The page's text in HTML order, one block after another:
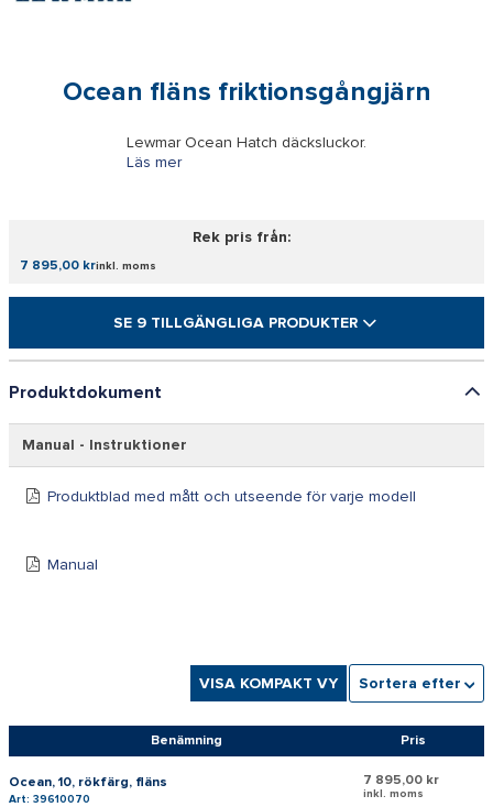
Ocean fläns friktionsgångjärn
Lewmar Ocean Hatch däcksluckor.
Läs mer
Rek pris från:
7 895,00 krinkl. moms
SE 9 TILLGÄNGLIGA PRODUKTER
Produktdokument
Manual - Instruktioner
Produktblad med mått och utseende för varje modell
Manual
VISA KOMPAKT VY Sortera efter
Benämning Pris
Ocean, 10, rökfärg, fläns
Art: 39610070
7 895,00 kr
inkl. moms